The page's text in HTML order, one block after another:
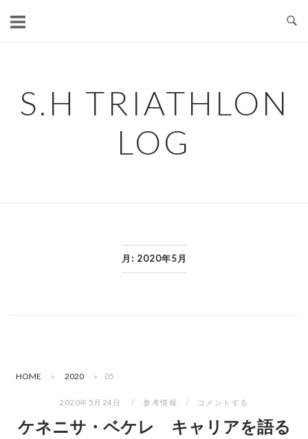
S.H TRIATHLON
LOG
月: 2020年5月
HOME » 2020 » 05
2020年5月24日 参考情報 コメントする
ケネニサ・ベケレ キャリアを語る